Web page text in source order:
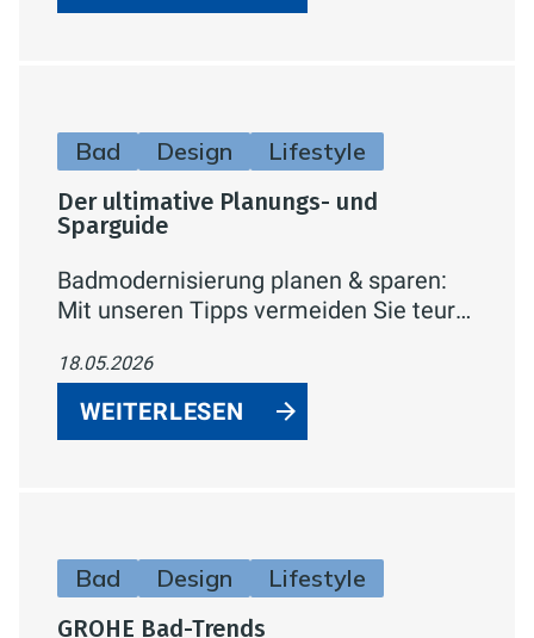
Bad Design Lifestyle
Der ultimative Planungs- und
Sparguide
Badmodernisierung planen & sparen:
Mit unseren Tipps vermeiden Sie teure
sollten und wo Sie clever sparen
können.
18.05.2026
WEITERLESEN
Bad Design Lifestyle
GROHE Bad-Trends